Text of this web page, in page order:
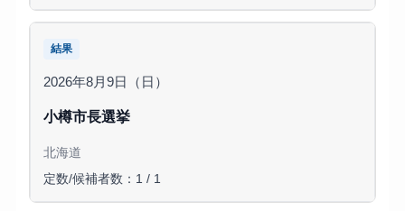
結果
2026年8月9日（日）
小樽市長選挙
北海道
定数/候補者数：1 / 1